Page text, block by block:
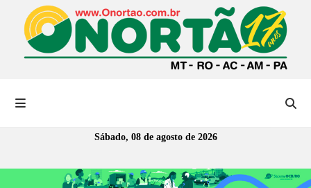
Sábado, 08 de agosto de 2026